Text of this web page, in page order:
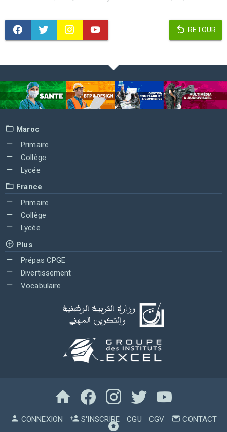
RETOUR
Maroc
Primaire
Collège
Lycée
France
Primaire
Collège
Lycée
Plus
Prépas CPGE
Divertissement
Vocabulaire
CONNEXION S'INSCRIRE CGU CGV CONTACT